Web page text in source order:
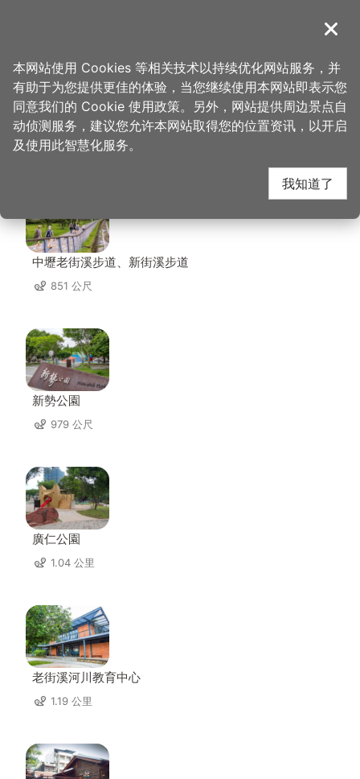
導覽
首页 > 想去的地方 > 美食、购物 > 李记轻豆花
李记轻豆花 周边景点
中壢老街溪步道、新街溪步道
851 公尺
新勢公園
979 公尺
廣仁公園
1.04 公里
老街溪河川教育中心
1.19 公里
关闭
本网站使用 Cookies 等相关技术以持续优化网站服务，并
有助于为您提供更佳的体验，当您继续使用本网站即表示您
同意我们的 Cookie 使用政策。另外，网站提供周边景点自
动侦测服务，建议您允许本网站取得您的位置资讯，以开启
及使用此智慧化服务。
我知道了